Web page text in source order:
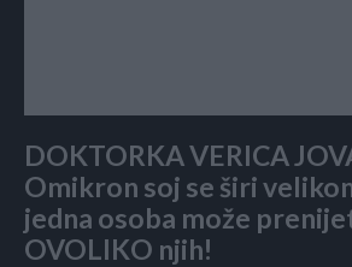
DOKTORKA VERICA
Omikron soj se širi
jedna osoba može
OVOLIKO njih!